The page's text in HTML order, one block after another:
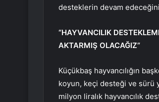
desteklerin devam
“HAYVANCILIK
AKTARMIŞ OLACAĞIZ”
Küçükbaş hayvancılığın
koyun, keçi desteği ve sürü
milyon liralık hayvancılık